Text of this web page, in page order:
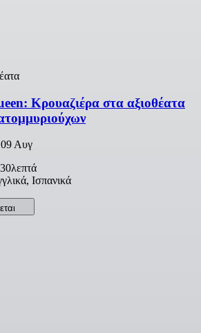
Κρουαζιέρα στα αξιοθέατα
Αυγ
Ισπανικά